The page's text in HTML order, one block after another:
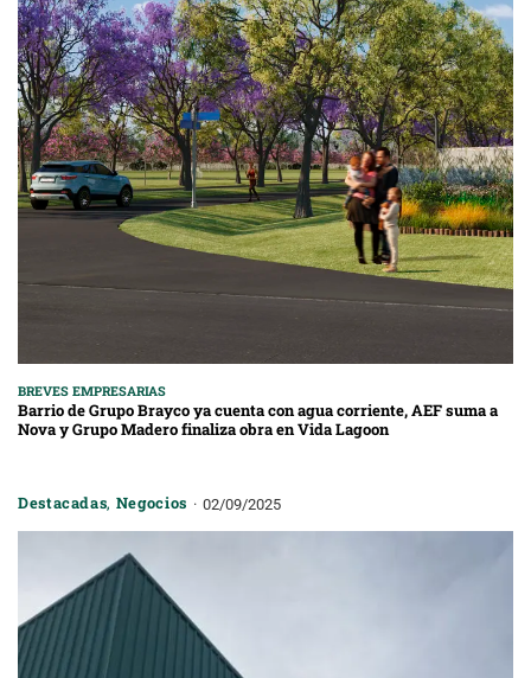
BREVES EMPRESARIAS
Barrio de Grupo Brayco ya cuenta con agua corriente, AEF suma a
Nova y Grupo Madero finaliza obra en Vida Lagoon
Destacadas, Negocios 02/09/2025